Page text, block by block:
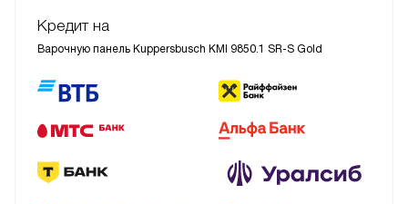
Кредит на
Варочную панель Kuppersbusch KMI 9850.1 SR-S Gold